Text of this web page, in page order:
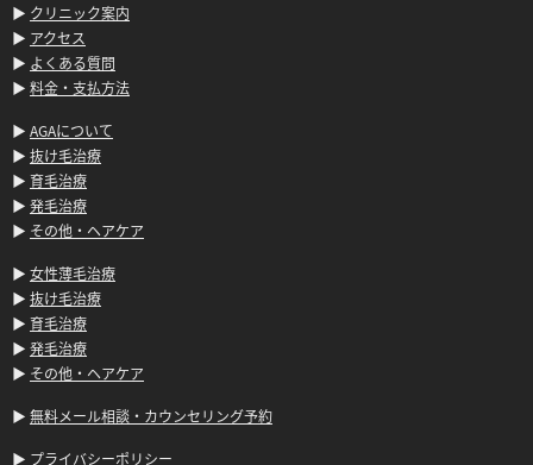
▶ クリニック案内
▶ アクセス
▶ よくある質問
▶ 料金・支払方法
▶ AGAについて
▶ 抜け毛治療
▶ 育毛治療
▶ 発毛治療
▶ その他・ヘアケア
▶ 女性薄毛治療
▶ 抜け毛治療
▶ 育毛治療
▶ 発毛治療
▶ その他・ヘアケア
▶ 無料メール相談・カウンセリング予約
▶ プライバシーポリシー